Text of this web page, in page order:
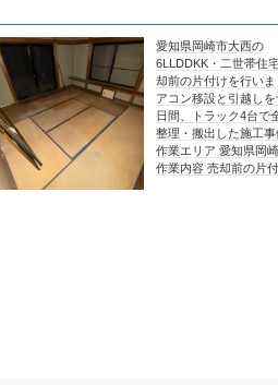
愛知県岡崎市大西の
6LLDDKK・二世帯住宅で、売
却前の片付けを行いました。エ
アコン移設と引越しを含めて4
日間、トラック4台で全部屋を
整理・搬出した施工事例です。
作業エリア 愛知県岡崎市大西
作業内容 売却前の片付け …